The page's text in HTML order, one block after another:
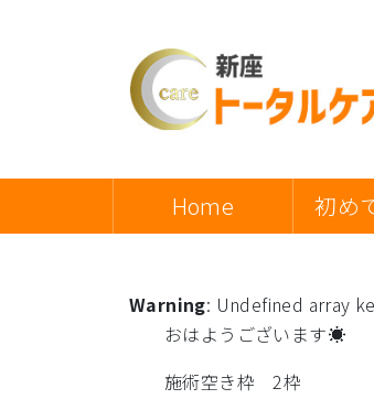
Home 初め
Warning: Undefined array
おはようございます☀
施術空き枠 2枠